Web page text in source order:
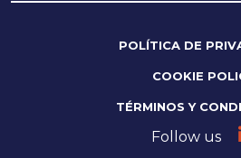
POLÍTICA DE
COOKIE
TÉRMINOS Y
Follow us